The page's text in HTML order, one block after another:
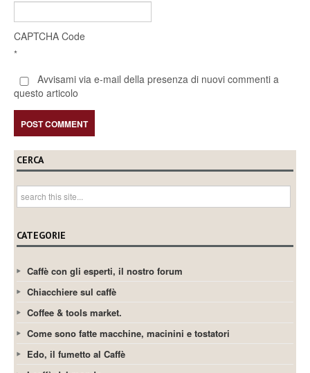
CAPTCHA Code
*
Avvisami via e-mail della presenza di nuovi commenti a
questo articolo
CERCA
CATEGORIE
Caffè con gli esperti, il nostro forum
Chiacchiere sul caffè
Coffee & tools market.
Come sono fatte macchine, macinini e tostatori
Edo, il fumetto al Caffè